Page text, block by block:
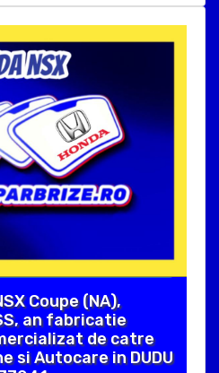
Coupe (NA),
an fabricatie
de catre
si Autocare in DUDU